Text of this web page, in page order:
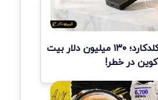
هک کیف پول کلدکارد؛ ۱۳۰ میلیون دلار بیت
کوین در خطر!